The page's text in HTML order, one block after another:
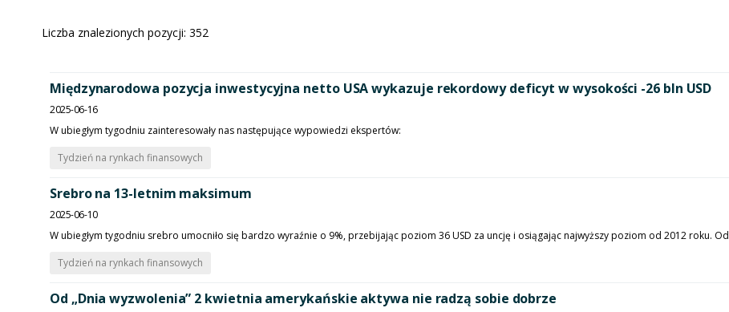
Liczba znalezionych pozycji: 352
Międzynarodowa pozycja inwestycyjna netto USA wykazuje rekordowy deficyt w wysokości -26 bln USD
2025-06-16
W ubiegłym tygodniu zainteresowały nas następujące wypowiedzi ekspertów:
Tydzień na rynkach finansowych
Srebro na 13-letnim maksimum
2025-06-10
W ubiegłym tygodniu srebro umocniło się bardzo wyraźnie o 9%, przebijając poziom 36 USD za uncję i osiągając najwyższy poziom od 2012 roku.
Tydzień na rynkach finansowych
Od „Dnia wyzwolenia” 2 kwietnia amerykańskie aktywa nie radzą sobie dobrze